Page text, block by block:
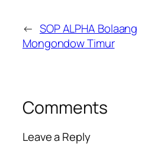
← SOP ALPHA Bolaang
Mongondow Timur
Comments
Leave a Reply